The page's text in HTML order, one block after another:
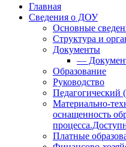
Главная
Сведения о ДОУ
Основные
Структура и
Документы
—
Образование
Руководство
Педагогический
Материально-
оснащенность
Платные